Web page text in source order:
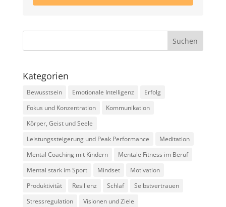
Kategorien
Bewusstsein Emotionale Intelligenz
Erfolg
Fokus und Konzentration
Kommunikation
Körper, Geist und Seele
Leistungssteigerung und Peak Performance
Meditation
Mental Coaching mit Kindern
Mentale Fitness im Beruf
Mental stark im Sport
Mindset
Motivation
Produktivität
Resilienz Schlaf
Selbstvertrauen
Stressregulation
Visionen und Ziele